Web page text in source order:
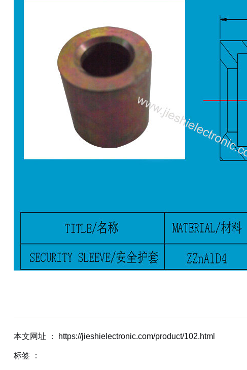
本文网址 ： https://jieshielectronic.com/product/102.html
标签 ：